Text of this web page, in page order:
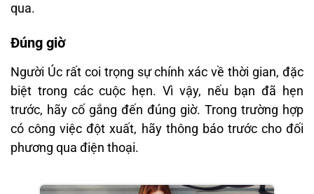
qua.
Đúng giờ
Người Úc rất coi trọng sự chính xác về thời gian, đặc
biệt trong các cuộc hẹn. Vì vậy, nếu bạn đã hẹn
trước, hãy cố gắng đến đúng giờ. Trong trường hợp
có công việc đột xuất, hãy thông báo trước cho đối
phương qua điện thoại.